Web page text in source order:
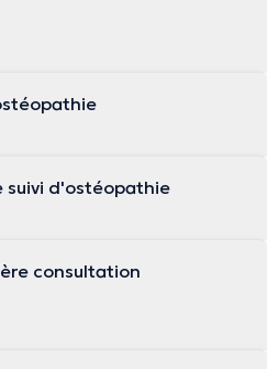
suivi d'ostéopathie
consultation